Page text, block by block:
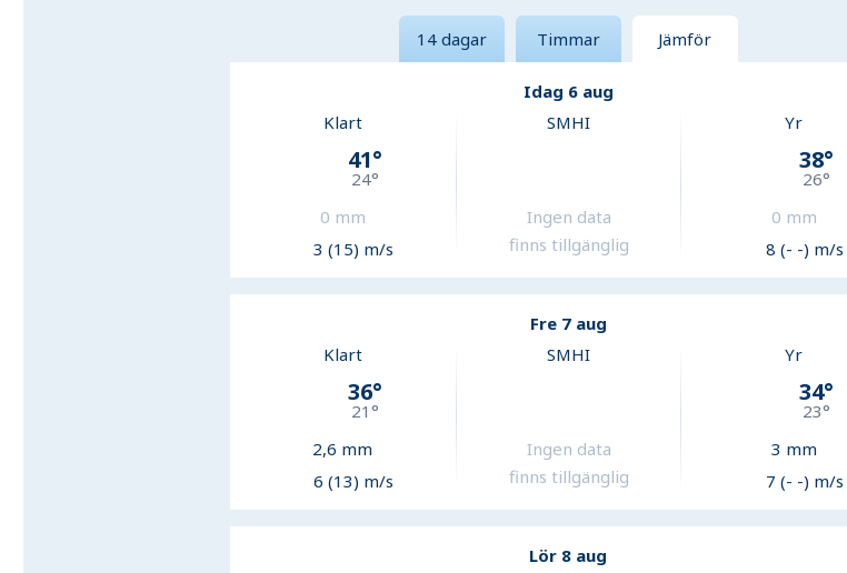
14 dagar Timmar Jämför
Idag 6 aug
Klart
41°
24°
0 mm
3 (15) m/s
SMHI
Ingen data
finns tillgänglig
Yr
38°
26°
0 mm
8 (- -) m/s
Fre 7 aug
Klart
36°
21 °
2,6 mm
6 (13) m/s
SMHI
Ingen data
finns tillgänglig
Yr
34°
23°
3 mm
7 (- -) m/s
Lör 8 aug